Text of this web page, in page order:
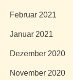
Februar 2021
Januar 2021
Dezember 2020
November 2020